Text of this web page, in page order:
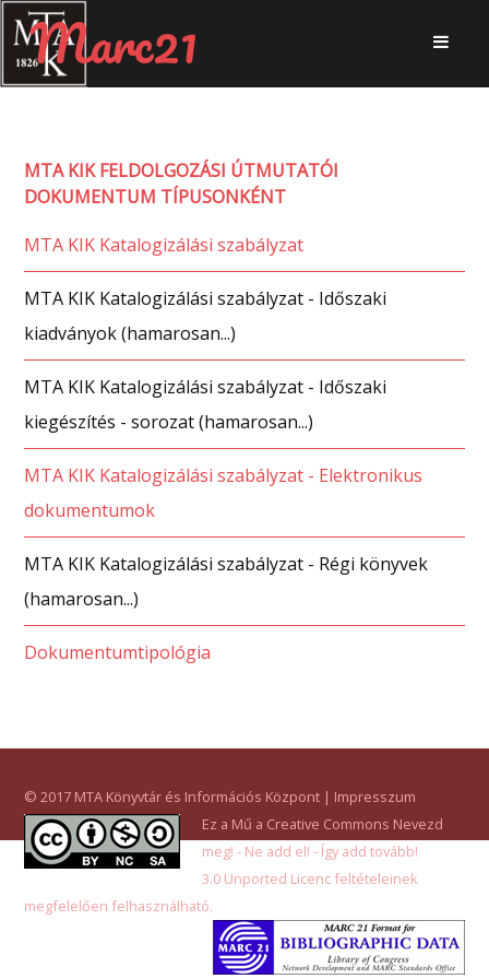
Marc21
MTA KIK FELDOLGOZÁSI ÚTMUTATÓI
DOKUMENTUM TÍPUSONKÉNT
MTA KIK Katalogizálási szabályzat
MTA KIK Katalogizálási szabályzat - Időszaki
kiadványok (hamarosan...)
MTA KIK Katalogizálási szabályzat - Időszaki
kiegészítés - sorozat (hamarosan...)
MTA KIK Katalogizálási szabályzat - Elektronikus
dokumentumok
MTA KIK Katalogizálási szabályzat - Régi könyvek
(hamarosan...)
Dokumentumtipológia
© 2017 MTA Könyvtár és Információs Központ | Impresszum
Ez a Mű a Creative Commons Nevezd
meg! - Ne add el! - Így add tovább!
3.0 Unported Licencfeltételeinek
megfelelően felhasználható.